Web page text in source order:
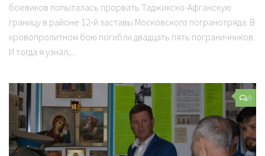
боевиков попыталась прорвать Таджикско-Афганскую
границу в районе 12-й заставы Московского погранотряда. В
кровопролитном бою погибли двадцать пять пограничников.
И тогда я узнал,...
0